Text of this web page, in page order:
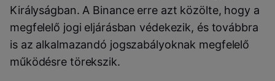
Királyságban. A Binance erre azt közölte, hogy a
megfelelő jogi eljárásban védekezik, és továbbra
is az alkalmazandó jogszabályoknak megfelelő
működésre törekszik.